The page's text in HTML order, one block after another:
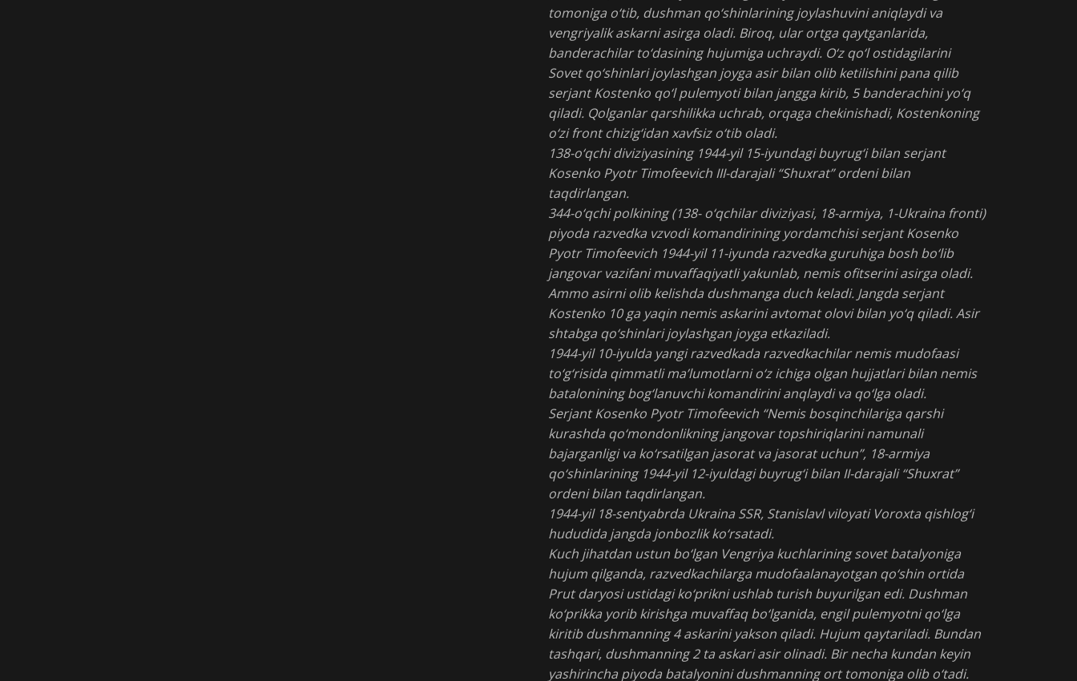
tomoniga o‘tib, dushman qo‘shinlarining joylashuvini aniqlaydi va
vengriyalik askarni asirga oladi. Biroq, ular ortga qaytganlarida,
banderachilar to‘dasining hujumiga uchraydi. O‘z qo‘l ostidagilarini
Sovet qo‘shinlari joylashgan joyga asir bilan olib ketilishini pana qilib
serjant Kostenko qo‘l pulemyoti bilan jangga kirib, 5 banderachini yo‘q
qiladi. Qolganlar qarshilikka uchrab, orqaga chekinishadi, Kostenkoning
o‘zi front chizig‘idan xavfsiz o‘tib oladi.
138-o‘qchi diviziyasining 1944-yil 15-iyundagi buyrug‘i bilan serjant
Kosenko Pyotr Timofeevich III-darajali “Shuxrat” ordeni bilan
taqdirlangan.
344-o‘qchi polkining (138- o‘qchilar diviziyasi, 18-armiya, 1-Ukraina fronti)
piyoda razvedka vzvodi komandirining yordamchisi serjant Kosenko
Pyotr Timofeevich 1944-yil 11-iyunda razvedka guruhiga bosh bo‘lib
jangovar vazifani muvaffaqiyatli yakunlab, nemis ofitserini asirga oladi.
Ammo asirni olib kelishda dushmanga duch keladi. Jangda serjant
Kostenko 10 ga yaqin nemis askarini avtomat olovi bilan yo‘q qiladi. Asir
shtabga qo‘shinlari joylashgan joyga etkaziladi.
1944-yil 10-iyulda yangi razvedkada razvedkachilar nemis mudofaasi
to‘g‘risida qimmatli ma’lumotlarni o‘z ichiga olgan hujjatlari bilan nemis
batalonining bog‘lanuvchi komandirini anqlaydi va qo‘lga oladi.
Serjant Kosenko Pyotr Timofeevich “Nemis bosqinchilariga qarshi
kurashda qo‘mondonlikning jangovar topshiriqlarini namunali
bajarganligi va ko‘rsatilgan jasorat va jasorat uchun”, 18-armiya
qo‘shinlarining 1944-yil 12-iyuldagi buyrug‘i bilan II-darajali “Shuxrat”
ordeni bilan taqdirlangan.
1944-yil 18-sentyabrda Ukraina SSR, Stanislavl viloyati Voroxta qishlog‘i
hududida jangda jonbozlik ko‘rsatadi.
Kuch jihatdan ustun bo‘lgan Vengriya kuchlarining sovet batalyoniga
hujum qilganda, razvedkachilarga mudofaalanayotgan qo‘shin ortida
Prut daryosi ustidagi ko‘prikni ushlab turish buyurilgan edi. Dushman
ko‘prikka yorib kirishga muvaffaq bo‘lganida, engil pulemyotni qo‘lga
kiritib dushmanning 4 askarini yakson qiladi. Hujum qaytariladi. Bundan
tashqari, dushmanning 2 ta askari asir olinadi. Bir necha kundan keyin
yashirincha piyoda batalyonini dushmanning ort tomoniga olib o‘tadi.